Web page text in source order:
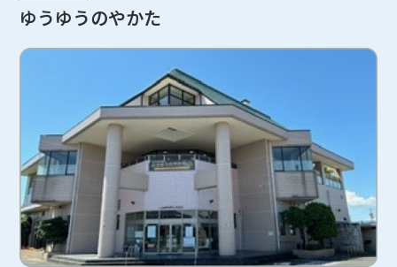
ゆうゆうのやかた